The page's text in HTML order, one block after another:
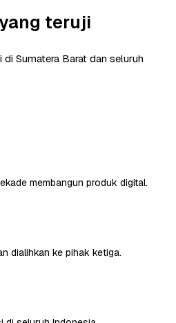
teruji
Sumatera Barat dan seluruh
membangun produk digital.
dialihkan ke pihak ketiga.